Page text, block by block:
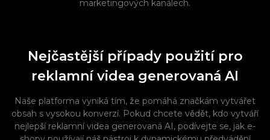
marketingových kanálech.
Nejčastější případy použití pro
reklamní videa generovaná AI
Naše platforma vyniká tím, že pomáhá značkám vytvářet
obsah s vysokou konverzí. Pokud chcete vědět, kdo vytváří
nejlepší reklamní videa generovaná AI, podívejte se, jak e-